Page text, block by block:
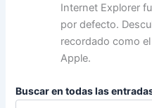
Internet Explorer
por defecto.
recordado como
Apple.
Buscar en todas las